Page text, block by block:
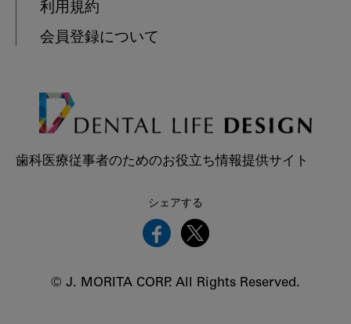
利用規約
会員登録について
歯科医療従事者のためのお役立ち情報提供サイト
シェアする
© J. MORITA CORP. All Rights Reserved.